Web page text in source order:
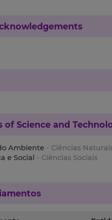
of Science and
Ambiente - Ciências
e Social - Ciências Sociais